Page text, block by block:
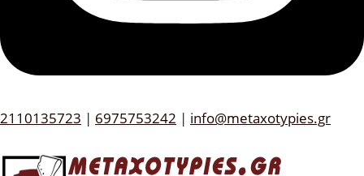
2110135723 | 6975753242 | info@metaxotypies.gr